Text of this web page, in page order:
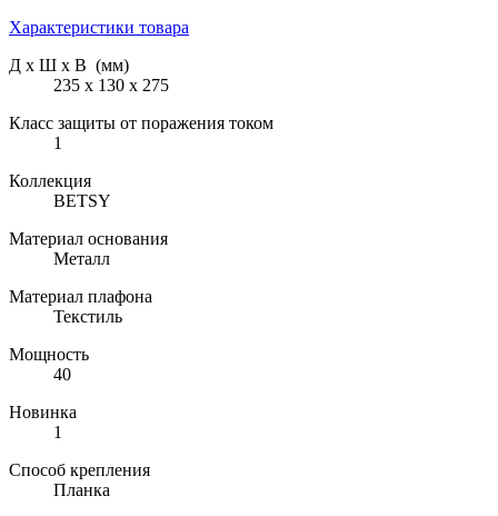
Характеристики товара
Д х Ш х В (мм)
235 х 130 х 275
Класс защиты от поражения током
1
Коллекция
BETSY
Материал основания
Металл
Материал плафона
Текстиль
Мощность
40
Новинка
1
Способ крепления
Планка